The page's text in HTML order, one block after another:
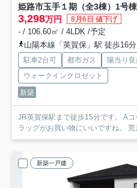
姫路市玉手１期（全3棟）1号棟
3,298万円 8月6日 値下げ
- / 106.60㎡ / 4LDK /予定
山陽本線「英賀保」駅 徒歩16分
駐車2台可 都市ガス 陽当り
ウォークインクロゼット
新築
JR英賀保駅まで徒歩15分です。 A
ラッグがお買い物にいいですね。 荒
新築一戸建